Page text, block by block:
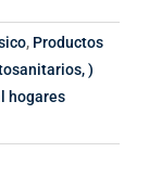
, Productos
)
hogares